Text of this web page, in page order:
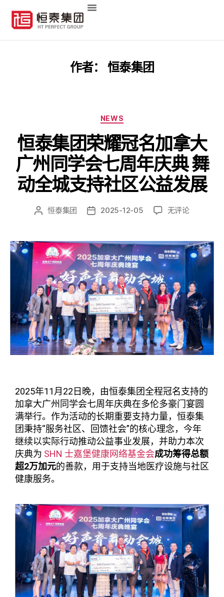
作者： 恒泰集团
NEWS
恒泰集团荣耀冠名加拿大
广州同学会七周年庆典 舞
动全城支持社区公益发展
恒泰集团 2025-12-05 无评论
2025年11月22日晚，由恒泰集团全程冠名支持的
加拿大广州同学会七周年庆典在多伦多豪门宴圆
满举行。作为活动的长期重要支持力量，恒泰集
团秉持“服务社区、回馈社会”的核心理念，今年
继续以实际行动推动公益事业发展，并助力本次
庆典为 SHN 士嘉堡健康网络基金会成功筹得总额
超2万加元的善款，用于支持当地医疗设施与社区
健康服务。